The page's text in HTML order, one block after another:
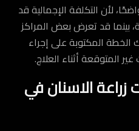
لأن التكلفة الإجمالية قد
بينما قد تعرض بعض المراكز
المكتوبة على إجراء
المتوقعة أثناء العلاج.
زراعة الاسنان في